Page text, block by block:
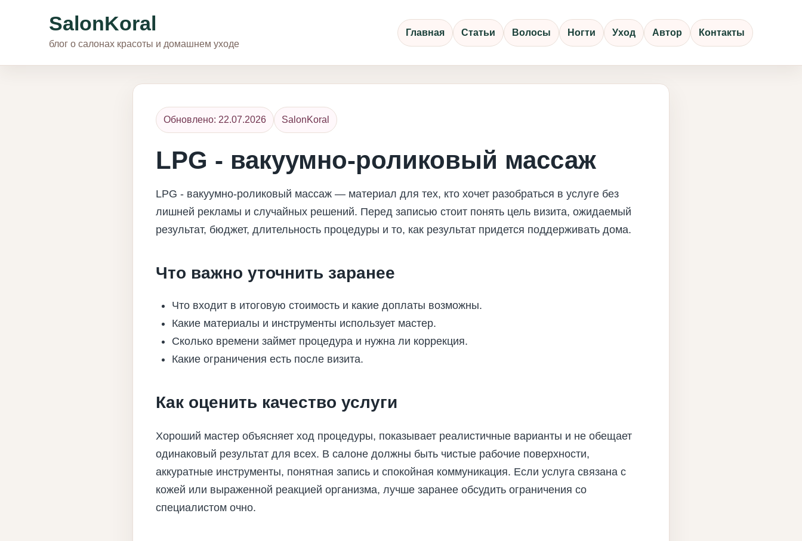
SalonKoral
блог о салонах красоты и домашнем уходе
Главная Статьи Волосы Ногти Уход Автор Контакты
Обновлено: 22.07.2026 SalonKoral
LPG - вакуумно-роликовый массаж
LPG - вакуумно-роликовый массаж — материал для тех, кто хочет разобраться в услуге без
лишней рекламы и случайных решений. Перед записью стоит понять цель визита, ожидаемый
результат, бюджет, длительность процедуры и то, как результат придется поддерживать дома.
Что важно уточнить заранее
Что входит в итоговую стоимость и какие доплаты возможны.
Какие материалы и инструменты использует мастер.
Сколько времени займет процедура и нужна ли коррекция.
Какие ограничения есть после визита.
Как оценить качество услуги
Хороший мастер объясняет ход процедуры, показывает реалистичные варианты и не обещает
одинаковый результат для всех. В салоне должны быть чистые рабочие поверхности,
аккуратные инструменты, понятная запись и спокойная коммуникация. Если услуга связана с
кожей или выраженной реакцией организма, лучше заранее обсудить ограничения со
специалистом очно.